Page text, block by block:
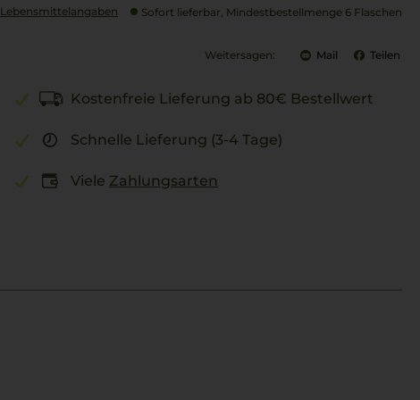
Lebensmittel­angaben Sofort lieferbar, Mindestbestellmenge 6 Flaschen
Weitersagen: Mail Teilen
Kostenfreie Lieferung ab 80€ Bestellwert
Schnelle Lieferung (3-4 Tage)
Viele Zahlungsarten